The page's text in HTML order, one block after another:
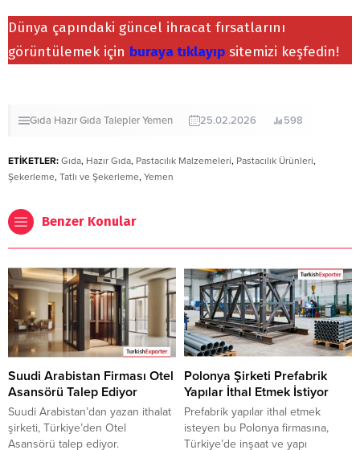
Dünya çapındaki güncel ihracat fırsatlarını
görüntülemek için buraya tıklayıp sitemizi keşfedin!
Gıda Hazır Gıda TaleplerYemen 25.02.2026 598
ETİKETLER: Gıda, Hazır Gıda, Pastacılık Malzemeleri, Pastacılık Ürünleri,
Şekerleme, Tatlı ve Şekerleme, Yemen
Benzer Konular
Suudi Arabistan Firması Otel
Asansörü Talep Ediyor
Suudi Arabistan’dan yazan ithalat
şirketi, Türkiye’den Otel
Asansörü talep ediyor.
Polonya Şirketi Prefabrik
Yapılar İthal Etmek İstiyor
Prefabrik yapılar ithal etmek
isteyen bu Polonya firmasına,
Türkiye’de inşaat ve yapı